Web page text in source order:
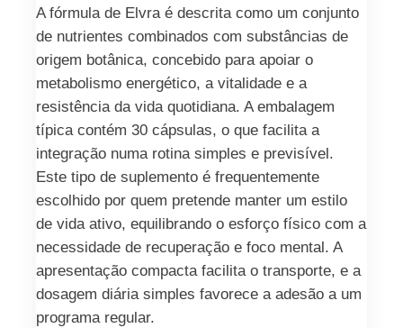
A fórmula de Elvra é descrita como um conjunto
de nutrientes combinados com substâncias de
origem botânica, concebido para apoiar o
metabolismo energético, a vitalidade e a
resistência da vida quotidiana. A embalagem
típica contém 30 cápsulas, o que facilita a
integração numa rotina simples e previsível.
Este tipo de suplemento é frequentemente
escolhido por quem pretende manter um estilo
de vida ativo, equilibrando o esforço físico com a
necessidade de recuperação e foco mental. A
apresentação compacta facilita o transporte, e a
dosagem diária simples favorece a adesão a um
programa regular.